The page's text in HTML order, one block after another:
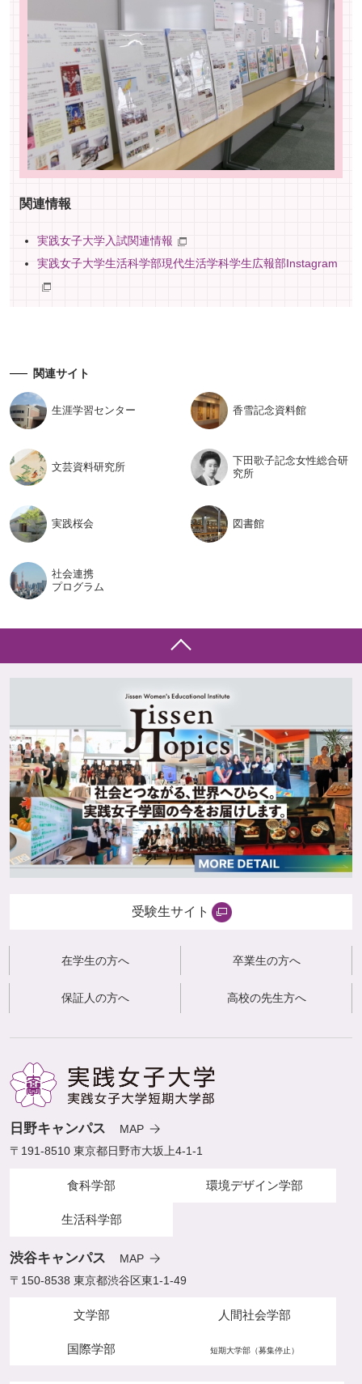
関連情報
実践女子大学入試関連情報
実践女子大学生活科学部現代生活学科学生広報部Instagram
関連サイト
生涯学習センター 香雪記念資料館
文芸資料研究所
下田歌子記念女性総合研
究所
実践桜会 図書館
社会連携
プログラム
受験生サイト
在学生の方へ 卒業生の方へ
保証人の方へ 高校の先生方へ
日野キャンパス
MAP
〒191-8510 東京都日野市大坂上4-1-1
食科学部 環境デザイン学部
生活科学部
渋谷キャンパス
MAP
〒150-8538 東京都渋谷区東1-1-49
文学部 人間社会学部
国際学部 短期大学部（募集停止）